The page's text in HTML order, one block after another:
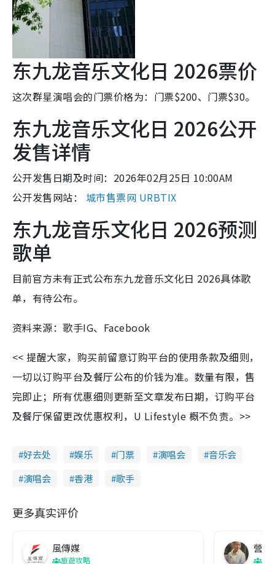
东九龙音乐文化日 2026票价
这次群星演唱会的门票价格为：门票$200、门票$30。
东九龙音乐文化日 2026公开
发售详情
公开发售日期及时间：2026年02月25日 10:00AM
公开发售网站： 城市售票网 URBTIX
东九龙音乐文化日 2026预测
歌单
目前官方未有正式公布东九龙音乐文化日 2026具体歌
单，有待公布。
资料来源：歌手IG、Facebook
<< 提醒大家，购买前留意订购平台的使用条款及细则，
一切以订购平台及餐厅公布的价钱为准。数量有限，售
完即止；所有优惠细则更新至文章发布日期，订购平台
及餐厅保留更改优惠权利，U Lifestyle 概不负责。>>
好去处 娱乐 门票 演唱会
音乐会
演唱会
香港 歌手
更多真实评价
風傳媒
旅遊攻略
營養